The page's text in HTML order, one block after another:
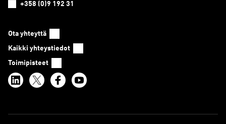
+358 (0)9 192 31
Ota yhteyttä
Kaikki yhteystiedot
Toimipisteet